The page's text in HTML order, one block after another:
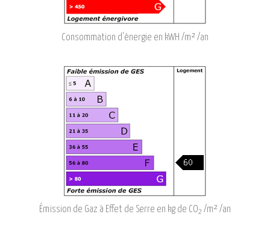
Consommation d'énergie en kWH /m² /an
Émission de Gaz à Effet de Serre en kg de CO2 /m² /an